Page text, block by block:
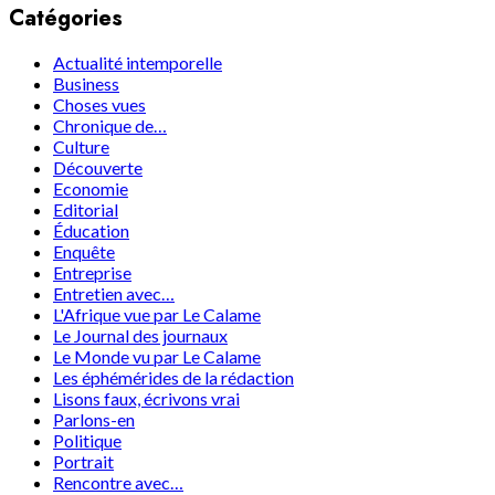
Catégories
Actualité intemporelle
Business
Choses vues
Chronique de…
Culture
Découverte
Economie
Editorial
Éducation
Enquête
Entreprise
Entretien avec…
L'Afrique vue par Le Calame
Le Journal des journaux
Le Monde vu par Le Calame
Les éphémérides de la rédaction
Lisons faux, écrivons vrai
Parlons-en
Politique
Portrait
Rencontre avec…